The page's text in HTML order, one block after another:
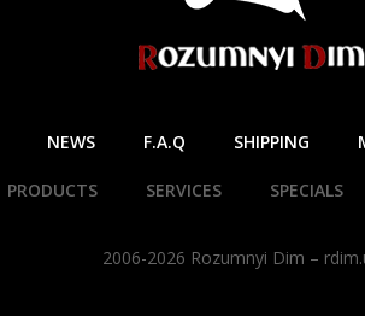
NEWS F.A.Q SHIPPING
PRODUCTS SERVICES SPECIALS
2006-2026 Rozumnyi Dim –